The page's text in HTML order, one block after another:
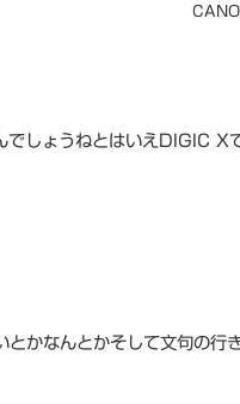
しょうねとはいえDIGIC X
かなんとかそして文句の行